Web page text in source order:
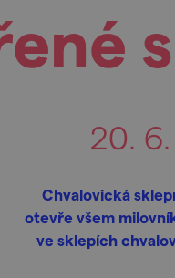
20.
Chvalovická
otevře všem
ve sklepích